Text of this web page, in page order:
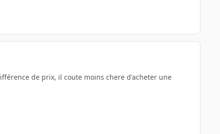
de prix, il coute moins chere d'acheter une